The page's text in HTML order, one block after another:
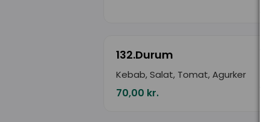
132.Durum
Kebab, Salat, Tomat, Agurker
70,00 kr.